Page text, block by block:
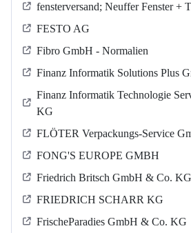
fensterversand; Neuffer Fenster +
FESTO AG
Fibro GmbH - Normalien
Finanz Informatik Solutions Plus
Finanz Informatik Technologie
KG
FLÖTER Verpackungs-Service
FONG'S EUROPE GMBH
Friedrich Britsch GmbH & Co. KG
FRIEDRICH SCHARR KG
FrischeParadies GmbH & Co. KG